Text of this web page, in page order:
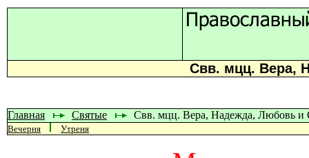
Свв. мцц. Вера,
Главная Святые Свв. мцц. Вера, Надежда, Любовь и
Вечерня Утреня